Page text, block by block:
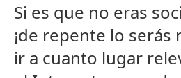
Si es que no eras
¡de repente lo serás
ir a cuanto lugar